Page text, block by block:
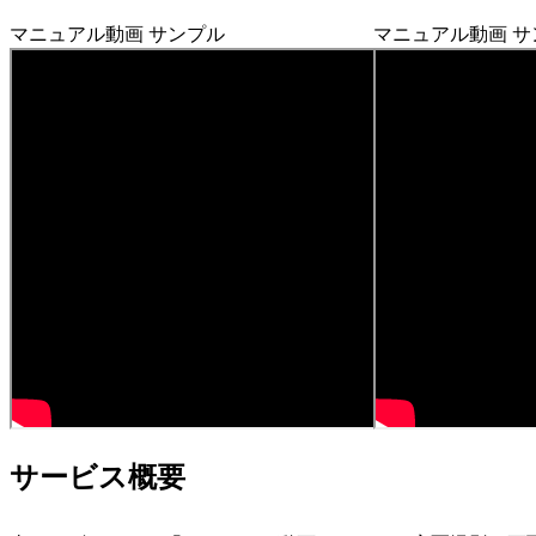
マニュアル動画 サンプル マニュアル動画 サ
サービス概要